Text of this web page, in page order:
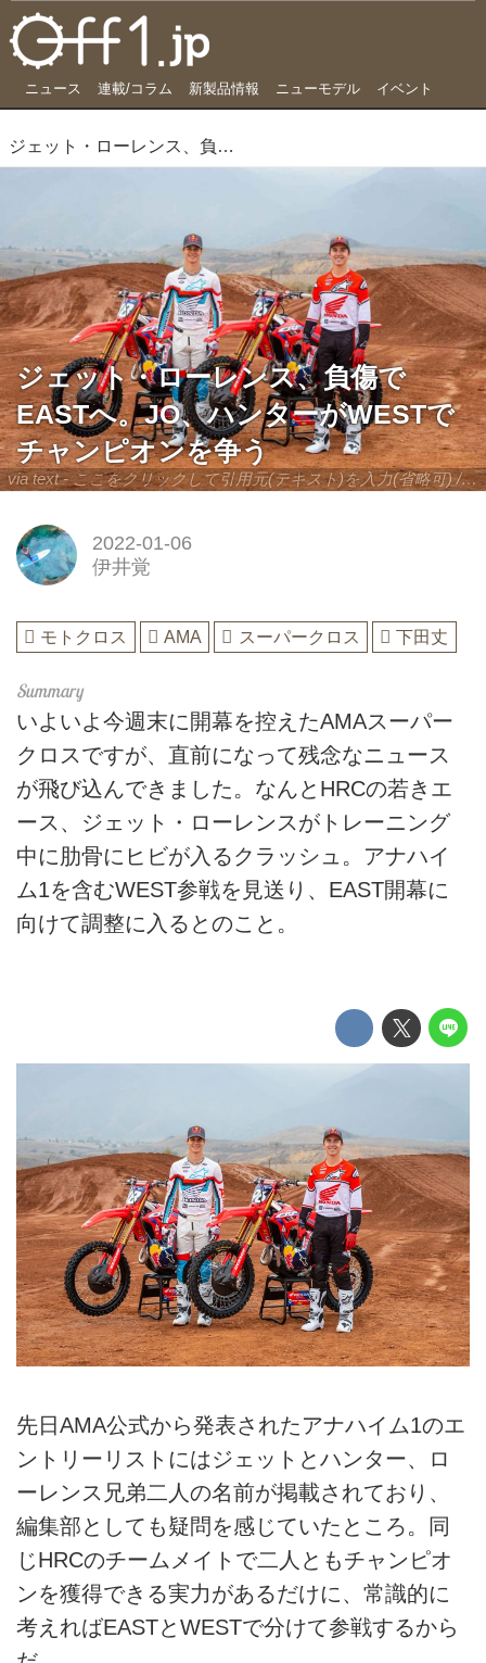
ニュース 連載/コラム 新製品情報 ニューモデル イベント
ジェット・ローレンス、負傷でEASTへ。JO、ハンターがWESTでチャンピオンを争う
via text - ここをクリックして引用元(テキスト)を入力(省略可) / site.to.link.com - ここをクリックして引用元を入力(省略可)
ジェット・ローレンス、負傷で
EASTへ。JO、ハンターがWESTで
チャンピオンを争う
2022-01-06
伊井覚
モトクロス AMA スーパークロス 下田丈
いよいよ今週末に開幕を控えたAMAスーパー
クロスですが、直前になって残念なニュース
が飛び込んできました。なんとHRCの若きエ
ース、ジェット・ローレンスがトレーニング
中に肋骨にヒビが入るクラッシュ。アナハイ
ム1を含むWEST参戦を見送り、EAST開幕に
向けて調整に入るとのこと。
先日AMA公式から発表されたアナハイム1のエ
ントリーリストにはジェットとハンター、ロ
ーレンス兄弟二人の名前が掲載されており、
編集部としても疑問を感じていたところ。同
じHRCのチームメイトで二人ともチャンピオ
ンを獲得できる実力があるだけに、常識的に
考えればEASTとWESTで分けて参戦するから